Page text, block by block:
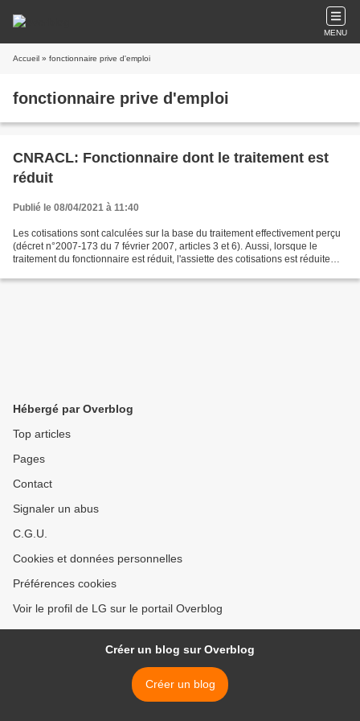
MENU
Accueil » fonctionnaire prive d'emploi
fonctionnaire prive d'emploi
CNRACL: Fonctionnaire dont le traitement est
réduit
Publié le 08/04/2021 à 11:40
Les cotisations sont calculées sur la base du traitement effectivement perçu
(décret n°2007-173 du 7 février 2007, articles 3 et 6). Aussi, lorsque le
traitement du fonctionnaire est réduit, l'assiette des cotisations est réduite
Hébergé par Overblog
Top articles
Pages
Contact
Signaler un abus
C.G.U.
Cookies et données personnelles
Préférences cookies
Voir le profil de LG sur le portail Overblog
Créer un blog sur Overblog
Créer un blog